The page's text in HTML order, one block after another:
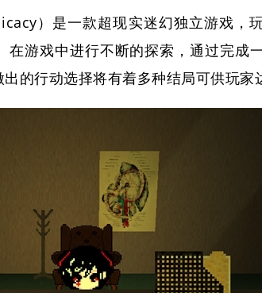
）是一款超现实迷幻独立游戏，
在游戏中进行不断的探索，通过完成
的行动选择将有着多种结局可供玩家